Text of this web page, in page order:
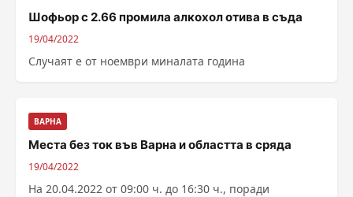
Шофьор с 2.66 промила алкохол отива в съда
19/04/2022
Случаят е от ноември миналата година
ВАРНА
Места без ток във Варна и областта в сряда
19/04/2022
На 20.04.2022 от 09:00 ч. до 16:30 ч., поради